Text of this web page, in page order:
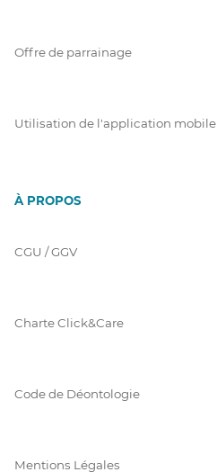
Offre de parrainage
Utilisation de l'application mobile
À PROPOS
CGU / GGV
Charte Click&Care
Code de Déontologie
Mentions Légales